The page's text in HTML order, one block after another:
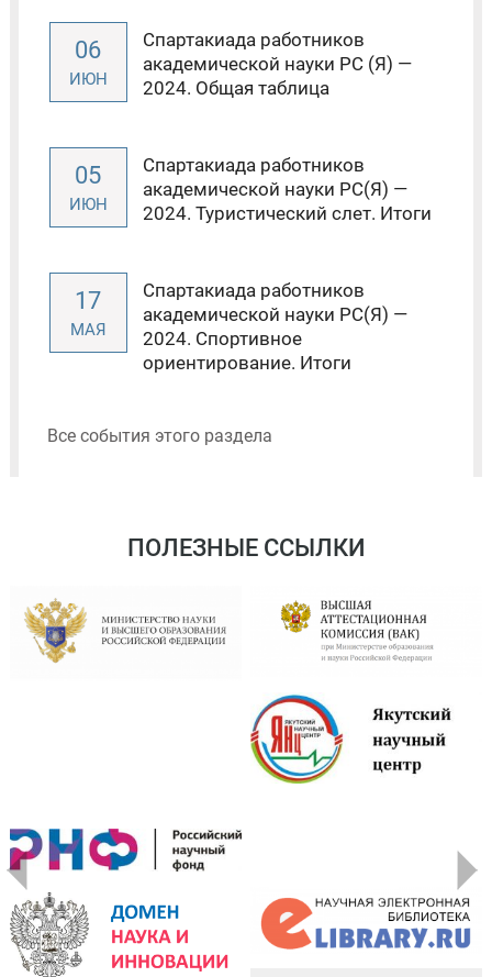
06
ИЮН
Спартакиада работников
академической науки РС (Я) —
2024. Общая таблица
05
ИЮН
Спартакиада работников
академической науки РС(Я) —
2024. Туристический слет. Итоги
17
МАЯ
Спартакиада работников
академической науки РС(Я) —
2024. Спортивное
ориентирование. Итоги
Все события этого раздела
ПОЛЕЗНЫЕ ССЫЛКИ